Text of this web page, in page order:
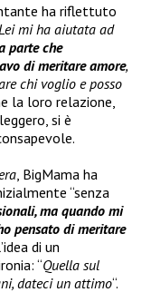
ha riflettuto
Lei mi ha aiutata ad
parte che
di meritare amore,
chi voglio e posso
la loro relazione,
si è
, BigMama ha
“senza
ma quando mi
pensato di meritare
di un
“Quella sul
dateci un attimo“.